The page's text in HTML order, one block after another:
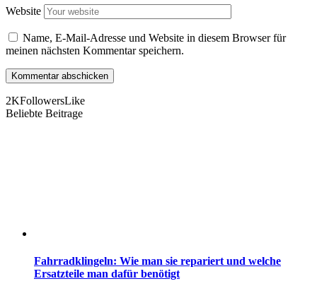
Website
Name, E-Mail-Adresse und Website in diesem Browser für
meinen nächsten Kommentar speichern.
2KFollowersLike
Beliebte Beitrage
Fahrradklingeln: Wie man sie repariert und welche
Ersatzteile man dafür benötigt